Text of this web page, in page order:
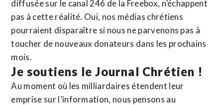
diffusée sur le canal 246 de la Freebox, n’échappent
pas à cette réalité. Oui, nos médias chrétiens
pourraient disparaître si nous ne parvenons pas à
toucher de nouveaux donateurs dans les prochains
mois.
Je soutiens le Journal Chrétien !
Au moment où les milliardaires étendent leur
emprise sur l’information, nous pensons au